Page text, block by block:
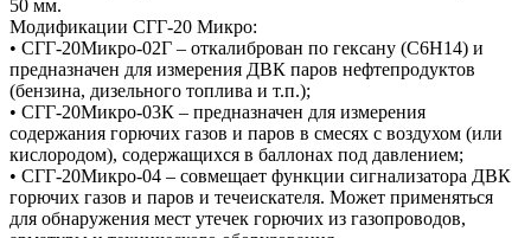
50 мм.
Модификации СГГ-20 Микро:
• СГГ-20Микро-02Г – откалиброван по гексану (С6Н14) и
предназначен для измерения ДВК паров нефтепродуктов
(бензина, дизельного топлива и т.п.);
• СГГ-20Микро-03К – предназначен для измерения
содержания горючих газов и паров в смесях с воздухом (или
кислородом), содержащихся в баллонах под давлением;
• СГГ-20Микро-04 – совмещает функции сигнализатора ДВК
горючих газов и паров и течеискателя. Может применяться
для обнаружения мест утечек горючих из газопроводов,